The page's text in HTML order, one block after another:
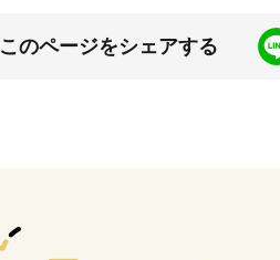
このページをシェアする